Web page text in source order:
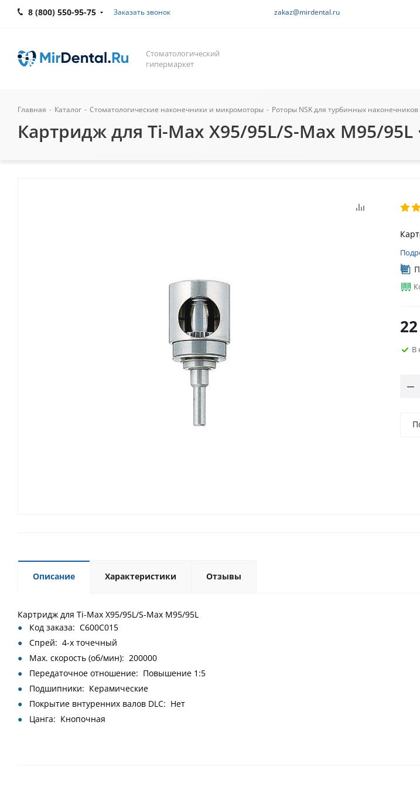
8 (800) 550-95-75 Заказать звонок zakaz@mirdental.ru
Стоматологический
гипермаркет
Главная - Каталог - Стоматологические наконечники и микромоторы - Роторы NSK для турбинных наконечников
Картридж для Ti-Max X95/95L/S-Max M95/95L
В
Описание Характеристики Отзывы
Картридж для Ti-Max X95/95L/S-Max M95/95L
Код заказа: C600C015
Спрей: 4-х точечный
Max. скорость (об/мин): 200000
Передаточное отношение: Повышение 1:5
Подшипники: Керамические
Покрытие внтуренних валов DLC: Нет
Цанга: Кнопочная